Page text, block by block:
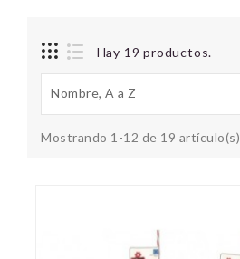
Hay 19 productos.
Nombre, A a Z
Mostrando 1-12 de 19 artículo(s)